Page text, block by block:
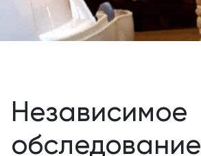
Независимое
обследование